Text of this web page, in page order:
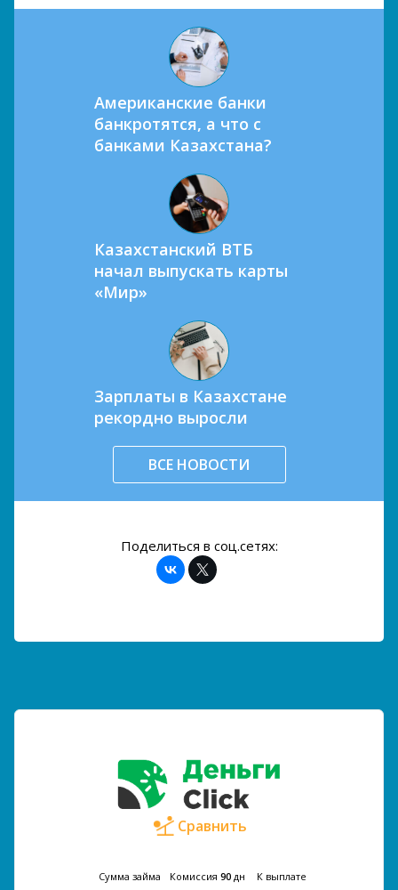
Американские банки
банкротятся, а что с
банками Казахстана?
Казахстанский ВТБ
начал выпускать карты
«Мир»
Зарплаты в Казахстане
рекордно выросли
ВСЕ НОВОСТИ
Поделиться в соц.сетях:
Сравнить
Сумма займа Комиссия 90 дн К выплате